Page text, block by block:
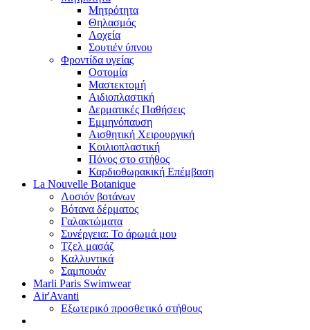
Μητρότητα
Θηλασμός
Λοχεία
Σουτιέν ύπνου
Φροντίδα υγείας
Οστομία
Μαστεκτομή
Αιδιοπλαστική
Δερματικές Παθήσεις
Εμμηνόπαυση
Αισθητική Χειρουργική
Κοιλιοπλαστική
Πόνος στο στήθος
Καρδιοθωρακική Επέμβαση
La Nouvelle Botanique
Λοσιόν βοτάνων
Βότανα δέρματος
Γαλακτώματα
Συνέργεια: Το άρωμά μου
Τζελ μασάζ
Καλλυντικά
Σαμπουάν
Marli Paris Swimwear
Air'Avanti
Εξωτερικό προσθετικό στήθους